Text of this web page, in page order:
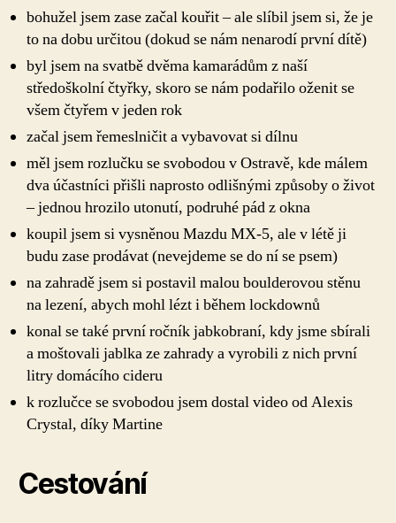
bohužel jsem zase začal kouřit – ale slíbil jsem si, že je
to na dobu určitou (dokud se nám nenarodí první dítě)
byl jsem na svatbě dvěma kamarádům z naší
středoškolní čtyřky, skoro se nám podařilo oženit se
všem čtyřem v jeden rok
začal jsem řemeslničit a vybavovat si dílnu
měl jsem rozlučku se svobodou v Ostravě, kde málem
dva účastníci přišli naprosto odlišnými způsoby o život
– jednou hrozilo utonutí, podruhé pád z okna
koupil jsem si vysněnou Mazdu MX-5, ale v létě ji
budu zase prodávat (nevejdeme se do ní se psem)
na zahradě jsem si postavil malou boulderovou stěnu
na lezení, abych mohl lézt i během lockdownů
konal se také první ročník jabkobraní, kdy jsme sbírali
a moštovali jablka ze zahrady a vyrobili z nich první
litry domácího cideru
k rozlučce se svobodou jsem dostal video od Alexis
Crystal, díky Martine
Cestování